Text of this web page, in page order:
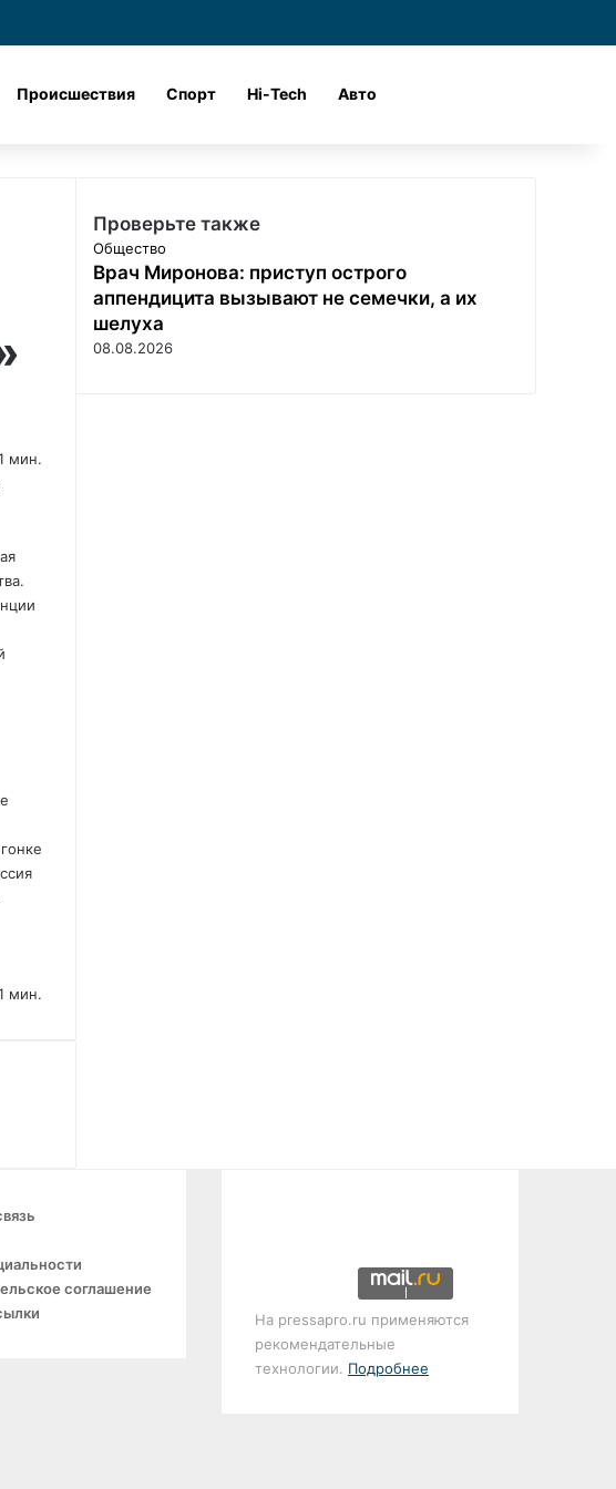
dzen
Происшествия Спорт Hi-Tech Авто
мин.
мин.
Проверьте также
З
а
к
р
ы
Общество
Врач Миронова: приступ острого
аппендицита вызывают не семечки, а их
шелуха
08.08.2026
соглашение
На pressapro.ru применяются
рекомендательные
технологии. Подробнее